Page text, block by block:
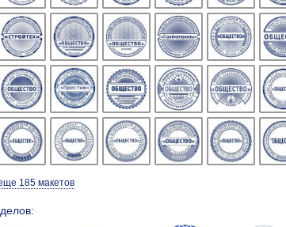
185 макетов